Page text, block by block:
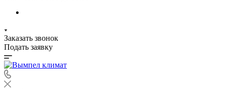
Заказать звонок
Подать заявку